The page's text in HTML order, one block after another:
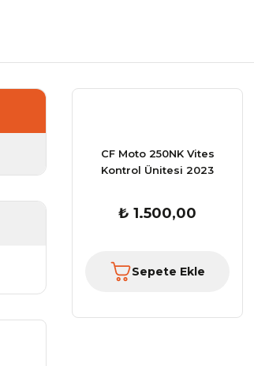
CF Moto 250NK Vites
Kontrol Ünitesi 2023
₺ 1.500,00
Sepete Ekle